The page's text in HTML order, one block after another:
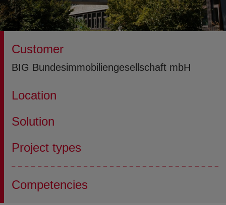
Customer
BIG Bundesimmobiliengesellschaft mbH
Location
Solution
Project types
Competencies